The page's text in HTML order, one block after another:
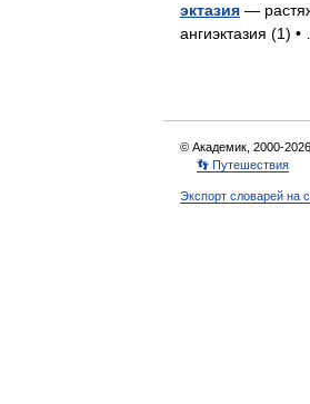
эктазия —
ангиэктазия (1)
© Академик, 2000-2026
👣 Путешествия
Экспорт словарей на